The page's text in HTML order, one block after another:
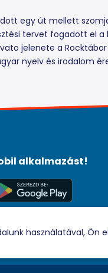
egy út mellett
tervet fogadott el a
jelenete a Rocktábor
nyelv és irodalom
alkalmazást!
használatával, Ön